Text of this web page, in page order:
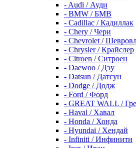
- Audi / Ауди
- BMW / БМВ
- Cadillac / Кадиллак
- Chery / Чери
- Chevrolet /
- Chrysler / Крайслер
- Citroen / Ситроен
- Daewoo / Дэу
- Datsun / Датсун
- Dodge / Додж
- Ford / Форд
- GREAT WALL /
- Haval / Хавал
- Honda / Хонда
- Hyundai / Хендай
- Infiniti / Инфинити